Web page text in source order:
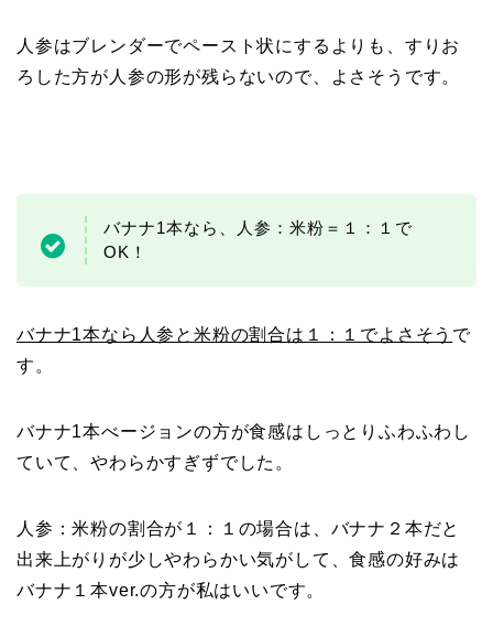
人参はブレンダーでペースト状にするよりも、すりお
ろした方が人参の形が残らないので、よさそうです。
バナナ1本なら、人参：米粉＝１：１で
OK！
バナナ1本なら人参と米粉の割合は１：１でよさそう で
す。
バナナ1本べージョンの方が食感はしっとりふわふわし
ていて、やわらかすぎずでした。
人参：米粉の割合が１：１の場合は、バナナ２本だと
出来上がりが少しやわらかい気がして、食感の好みは
バナナ１本ver.の方が私はいいです。